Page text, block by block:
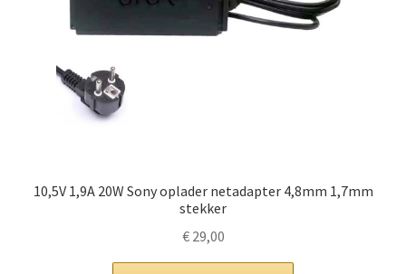
10,5V 1,9A 20W Sony oplader netadapter 4,8mm 1,7mm
stekker
€29,00